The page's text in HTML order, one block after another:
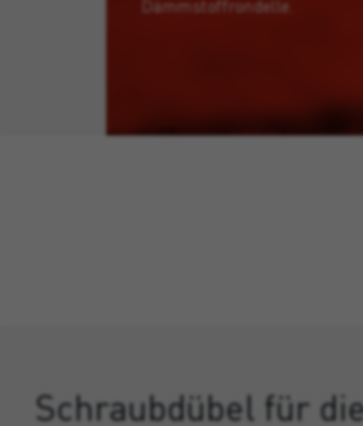
Dämmstoffrondelle.
Schraubdübel für